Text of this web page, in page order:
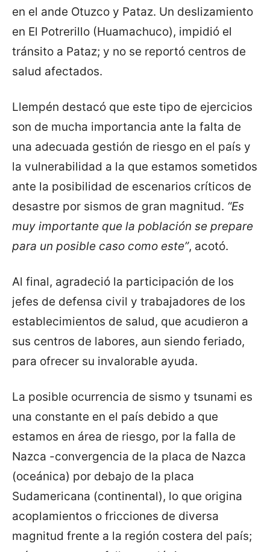
en el ande Otuzco y Pataz. Un deslizamiento
en El Potrerillo (Huamachuco), impidió el
tránsito a Pataz; y no se reportó centros de
salud afectados.
Llempén destacó que este tipo de ejercicios
son de mucha importancia ante la falta de
una adecuada gestión de riesgo en el país y
la vulnerabilidad a la que estamos sometidos
ante la posibilidad de escenarios críticos de
desastre por sismos de gran magnitud. “Es
muy importante que la población se prepare
para un posible caso como este”, acotó.
Al final, agradeció la participación de los
jefes de defensa civil y trabajadores de los
establecimientos de salud, que acudieron a
sus centros de labores, aun siendo feriado,
para ofrecer su invalorable ayuda.
La posible ocurrencia de sismo y tsunami es
una constante en el país debido a que
estamos en área de riesgo, por la falla de
Nazca -convergencia de la placa de Nazca
(oceánica) por debajo de la placa
Sudamericana (continental), lo que origina
acoplamientos o fricciones de diversa
magnitud frente a la región costera del país;